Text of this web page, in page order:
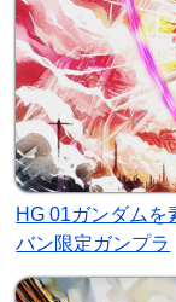
HG 01ガンダムを
バン限定ガンプラ